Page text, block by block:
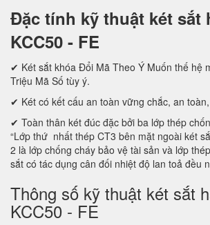
Đặc tính kỹ thuật két sắt
KCC50 - FE
✔ Két sắt khóa Đổi Mã Theo Ý Muốn thế hệ
Triệu Mã Số tùy ý.
✔ Két có kết cấu an toàn vững chắc, an
✔ Toàn thân két đúc đặc bởi ba lớp thép
“Lớp thứ nhất thép CT3 bên mặt ngoài két
2 là lớp chống cháy bảo vệ tài sản và lớp
sắt có tác dụng cân đối nhiệt độ lan toả đều
Thông số kỹ thuật két sắt
KCC50 - FE